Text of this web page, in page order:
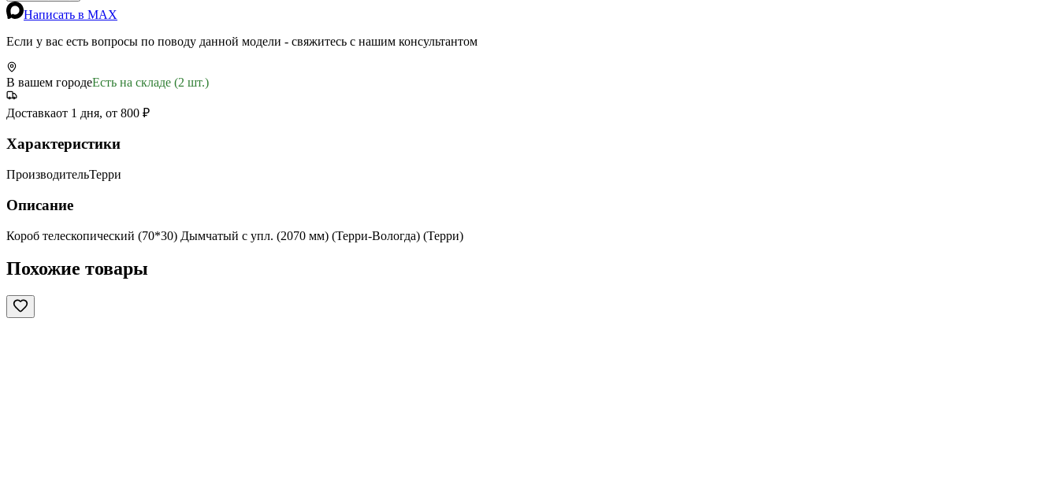
Написать в MAX
Если у вас есть вопросы по поводу данной модели - свяжитесь с нашим консультантом
В вашем городеЕсть на складе (2 шт.)
Доставкаот 1 дня, от 800 ₽
Характеристики
ПроизводительТерри
Описание
Короб телескопический (70*30) Дымчатый с упл. (2070 мм) (Терри-Вологда) (Терри)
Похожие товары